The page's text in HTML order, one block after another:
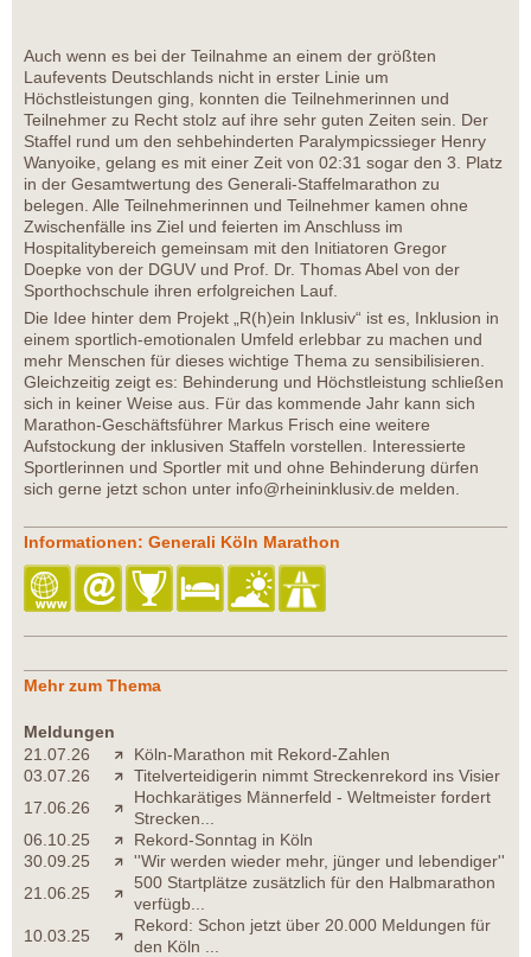
Auch wenn es bei der Teilnahme an einem der größten
Laufevents Deutschlands nicht in erster Linie um
Höchstleistungen ging, konnten die Teilnehmerinnen und
Teilnehmer zu Recht stolz auf ihre sehr guten Zeiten sein. Der
Staffel rund um den sehbehinderten Paralympicssieger Henry
Wanyoike, gelang es mit einer Zeit von 02:31 sogar den 3. Platz
in der Gesamtwertung des Generali-Staffelmarathon zu
belegen. Alle Teilnehmerinnen und Teilnehmer kamen ohne
Zwischenfälle ins Ziel und feierten im Anschluss im
Hospitalitybereich gemeinsam mit den Initiatoren Gregor
Doepke von der DGUV und Prof. Dr. Thomas Abel von der
Sporthochschule ihren erfolgreichen Lauf.
Die Idee hinter dem Projekt „R(h)ein Inklusiv“ ist es, Inklusion in
einem sportlich-emotionalen Umfeld erlebbar zu machen und
mehr Menschen für dieses wichtige Thema zu sensibilisieren.
Gleichzeitig zeigt es: Behinderung und Höchstleistung schließen
sich in keiner Weise aus. Für das kommende Jahr kann sich
Marathon-Geschäftsführer Markus Frisch eine weitere
Aufstockung der inklusiven Staffeln vorstellen. Interessierte
Sportlerinnen und Sportler mit und ohne Behinderung dürfen
sich gerne jetzt schon unter info@rheininklusiv.de melden.
Informationen: Generali Köln Marathon
Mehr zum Thema
Meldungen
21.07.26
Köln-Marathon mit Rekord-Zahlen
03.07.26
Titelverteidigerin nimmt Streckenrekord ins Visier
17.06.26
Hochkarätiges Männerfeld - Weltmeister fordert
Strecken...
06.10.25
Rekord-Sonntag in Köln
30.09.25
''Wir werden wieder mehr, jünger und lebendiger''
21.06.25
500 Startplätze zusätzlich für den Halbmarathon
verfügb...
10.03.25
Rekord: Schon jetzt über 20.000 Meldungen für
den Köln ...